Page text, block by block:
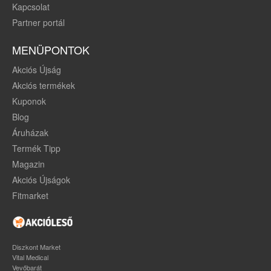
Kapcsolat
Partner portál
MENÜPONTOK
Akciós Újság
Akciós termékek
Kuponok
Blog
Áruházak
Termék Tipp
Magazin
Akciós Újságok
Fitmarket
Diszkont Market
Vital Medical
Vevőbarát